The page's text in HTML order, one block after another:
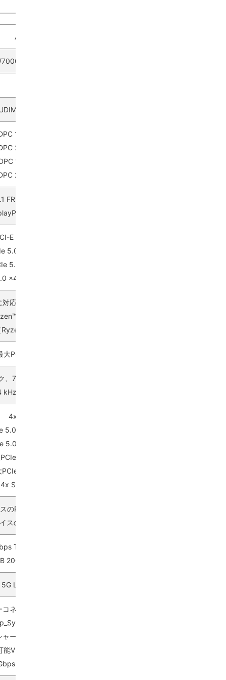
AMD X870E
シリーズデスクトッププロセッサーに対応
、最大メモリ容量256GB
1R 最大8400+ MT/s
2R 最大6400+ MT/s
1R 最大6400+ MT/s
2R 最大4800+ MT/s
FRLポートに対応、最大解像度8K 60Hz*
1.4をUSB Type-C経由でサポート、最大解像度4K@60Hz*
E x16スロット（数量）
5.0 x16までサポート（CPUから）
5.0 x4までサポート（CPUから）
x4までサポート（チップセットから）
応（Ryzen™ 9000/7000シリーズプロセッサー用）
8700/8600/8400シリーズプロセッサー用）
8500/8300シリーズプロセッサー用）
大PCIe 4.0 x4に対応
7.1チャネルUSBハイパフォーマンスオーディオ
再生に対応、S/PDIF出力に対応
4x M.2（数量）
5.0 x4をサポート、2280/2260デバイスに対応
5.0 x4をサポート、2280/2260デバイスに対応
4.0 x4をサポート、22110/2280デバイスに対応
4.0 x4をサポート、2280/2260デバイスに対応
4x SATA 6G（数量）
のRAID 0、RAID 1およびRAID 10をサポート
スのRAID 0、RAID 1およびRAID 10*をサポート
Type A（前面）、9x USB 10Gbps Type A（背面）
20Gbps Type C（前面）、2x USB 40Gbps Type C（背面）
LAN、1x Realtek® 8125 2.5G LAN
ネクタ（CPU_PWR）、1x パワーコネクタ（PCIE_PWR 8pin）
Fan）、5x システムファン、1x EZコネクタ（JAF_2）
ーシ侵入（JCI）、1x フロントオーディオ（JAUD）
V2 RGB LEDコネクタ（JARGB_V2）、1x RGB LEDコネクタ（
Type Aポート、1x USB 20Gbps Type Cポート